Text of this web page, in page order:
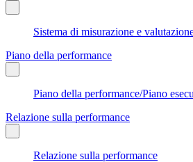
Sistema di misurazione e
Piano della performance
Piano della performance/Piano
Relazione sulla performance
Relazione sulla performance